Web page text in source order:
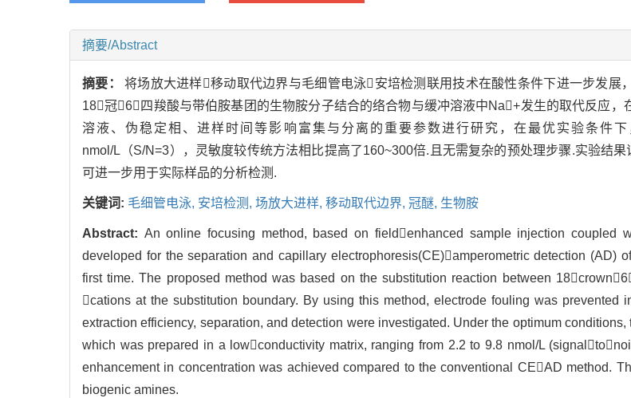
摘要/Abstract
摘要：将场放大进样移动取代边界与毛细管电泳安培检测联用技术在酸性条件下进一步发展
18冠6四羧酸与带伯胺基团的生物胺分子结合的络合物与缓冲溶液中Na+发生的取代反应，
溶液、伪稳定相、进样时间等影响富集与分离的重要参数进行研究，在最优实验条件
nmol/L（S/N=3），灵敏度较传统方法相比提高了160~300倍.且无需复杂的预处理步骤.实验结
可进一步用于实际样品的分析检测.
关键词: 毛细管电泳, 安培检测, 场放大进样, 移动取代边界, 冠醚, 生物胺
Abstract: An online focusing method, based on fieldenhanced sample injection coupled
developed for the separation and capillary electrophoresis(CE)amperometric detection (AD)
first time. The proposed method was based on the substitution reaction between
cations at the substitution boundary. By using this method, electrode fouling was prevented
extraction efficiency, separation, and detection were investigated. Under the optimum
which was prepared in a lowconductivity matrix, ranging from 2.2 to 9.8 nmol/L
enhancement in concentration was achieved compared to the conventional CEAD method.
biogenic amines.